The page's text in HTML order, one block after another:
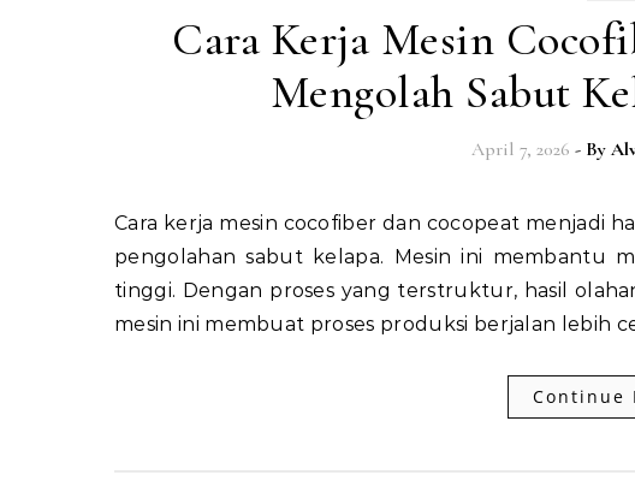
Cara Kerja Mesin
Mengolah Sabut
April 7, 2026 - By
Cara kerja mesin cocofiber dan cocopeat menjadi hal penting yang perlu dipahami oleh pelaku usaha
pengolahan sabut kelapa. Mesin ini membantu
tinggi. Dengan proses yang terstruktur, hasil
mesin ini membuat proses produksi berjalan lebih
Continue